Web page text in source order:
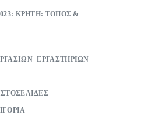
ΚΡΗΤΗ: ΤΟΠΟΣ &
ΕΡΓΑΣΤΗΡΙΩΝ